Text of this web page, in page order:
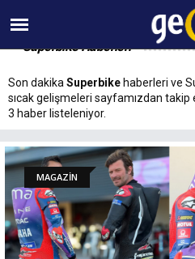
06 AĞUSTOS
Superbike Haberleri
Son dakika Superbike haberleri ve
sıcak gelişmeleri sayfamızdan takip
3 haber listeleniyor.
MAGAZİN